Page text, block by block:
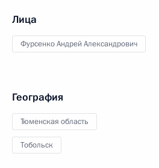
Лица
Фурсенко Андрей Александрович
География
Тюменская область
Тобольск